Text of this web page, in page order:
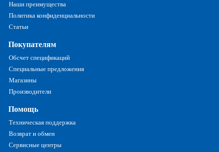
Наши преимущества
Политика конфиденциальности
Статьи
Покупателям
Обсчет спецификаций
Специальные предложения
Магазины
Производители
Помощь
Техническая поддержка
Возврат и обмен
Сервисные центры